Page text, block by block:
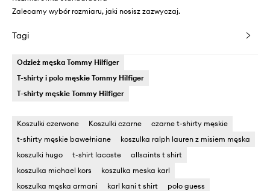
Zalecamy wybór rozmiaru, jaki nosisz zazwyczaj.
Tagi
Odzież męska Tommy Hilfiger
T-shirty i polo męskie Tommy Hilfiger
T-shirty męskie Tommy Hilfiger
Koszulki czerwone Koszulki czarne
czarne t-shirty męskie
t-shirty męskie bawełniane
koszulka ralph lauren z misiem męska
koszulki hugo
t-shirt lacoste
allsaints t shirt
koszulka michael kors
koszulka meska karl
koszulka męska armani
karl kani t shirt
polo guess